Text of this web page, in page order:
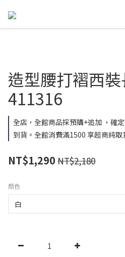
造型腰打褶西
411316
全店，全館商品採預購+追加 ，確
到貨。全館消費滿1500 享超商純取
NT$1,290 NT$2,180
顏色